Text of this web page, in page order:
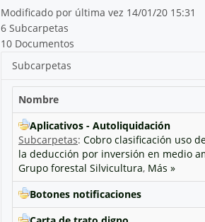
Modificado por última vez 14/01/20 15:31
6 Subcarpetas
10 Documentos
Subcarpetas
Nombre
Aplicativos - Autoliquidación
Subcarpetas: Cobro clasificación uso
la deducción por inversión en medio
Grupo forestal Silvicultura, Más »
Botones notificaciones